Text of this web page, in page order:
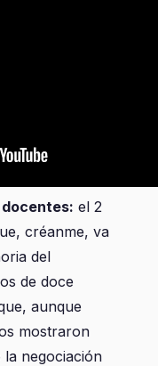
el 2
créanme, va
del
de doce
aunque
mostraron
la negociación